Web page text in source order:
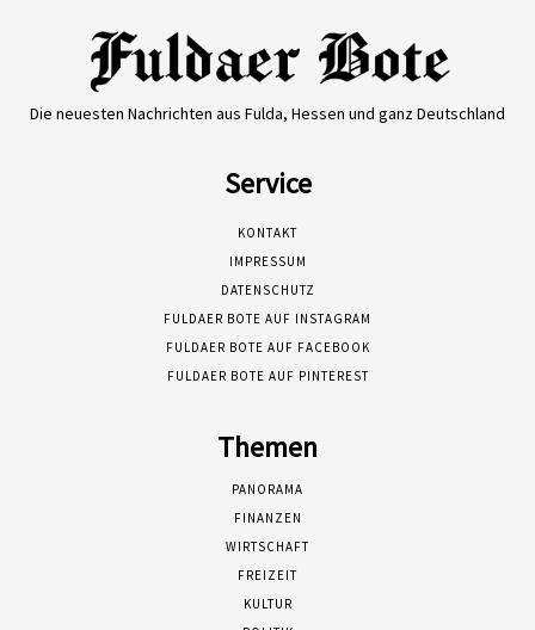
Die neuesten Nachrichten aus Fulda, Hessen und ganz Deutschland
Service
KONTAKT
IMPRESSUM
DATENSCHUTZ
FULDAER BOTE AUF INSTAGRAM
FULDAER BOTE AUF FACEBOOK
FULDAER BOTE AUF PINTEREST
Themen
PANORAMA
FINANZEN
WIRTSCHAFT
FREIZEIT
KULTUR